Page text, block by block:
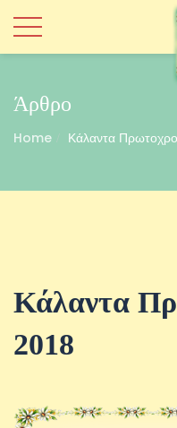
Άρθρο
Home Κάλαντα
Κάλαντα
2018